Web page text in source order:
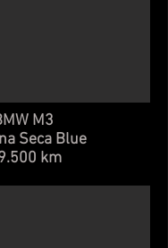
M3
Seca Blue
km